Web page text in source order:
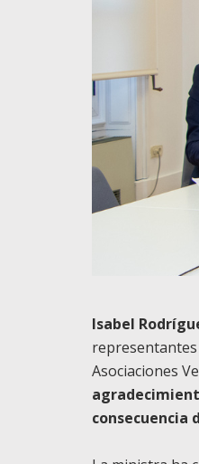
Isabel
representantes
Asociaciones
consecuencia